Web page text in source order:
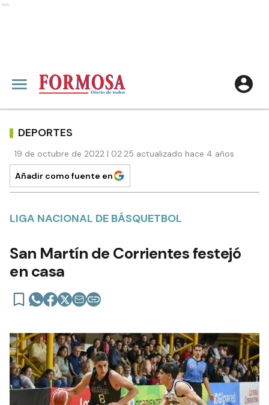
Ads
DEPORTES
19 de octubre de 2022 | 02:25 actualizado hace 4 años
Añadir como fuente en
LIGA NACIONAL DE BÁSQUETBOL
San Martín de Corrientes festejó
en casa